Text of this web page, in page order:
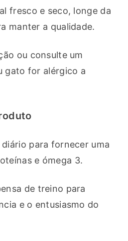
fresco e seco, longe da
manter a qualidade.
ou consulte um
gato for alérgico a
para fornecer uma
e ómega 3.
de treino para
e o entusiasmo do